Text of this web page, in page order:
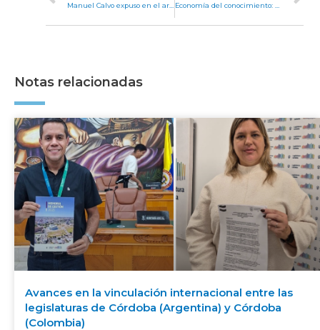
Manuel Calvo expuso en el arranque de la Feria Virtual Smart Cities Latam 2020
Notas relacionadas
Avances en la vinculación internacional entre las
legislaturas de Córdoba (Argentina) y Córdoba
(Colombia)